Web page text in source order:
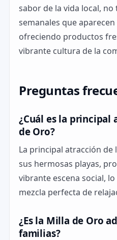
sabor de la vida local,
semanales que
ofreciendo productos
vibrante cultura de la
Preguntas
¿Cuál es la principal
de Oro?
La principal atracción de
sus hermosas playas,
vibrante escena social,
mezcla perfecta de
¿Es la Milla de Oro
familias?